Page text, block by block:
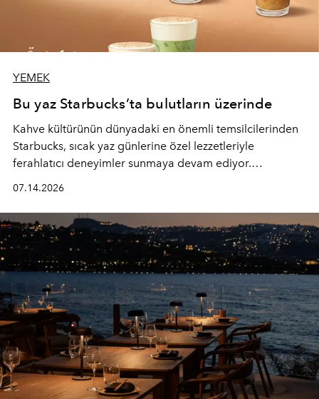
YEMEK
Bu yaz Starbucks’ta bulutların üzerinde
Kahve kültürünün dünyadaki en önemli temsilcilerinden
Starbucks, sıcak yaz günlerine özel lezzetleriyle
ferahlatıcı deneyimler sunmaya devam ediyor.
yepyeni Cloud Frappuccino® Blended Beverage çeşitleri
ve yiyecek alternatifleri yazın keyfine lezzet katıyor.
07.14.2026